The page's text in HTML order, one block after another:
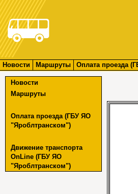
Новости Маршруты Оплата проезда
Новости
Маршруты
Оплата проезда (ГБУ ЯО
"Яроблтранском")
Движение транспорта
OnLine (ГБУ ЯО
"Яроблтранском")